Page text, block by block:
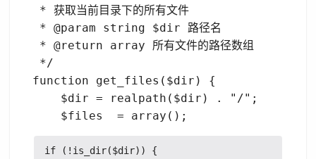
* 获取当前目录下的所有文件
* @param string $dir 路径名
* @return array 所有文件的路径数组
*/
function get_files($dir) {
    $dir = realpath($dir) . "/";
if (!is_dir($dir)) {